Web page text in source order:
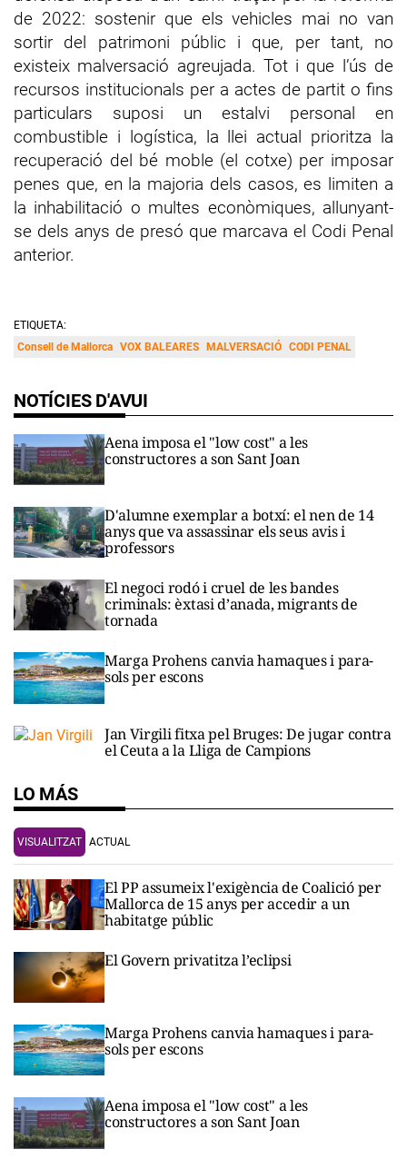
de 2022: sostenir que els vehicles mai no van
sortir del patrimoni públic i que, per tant, no
existeix malversació agreujada. Tot i que l’ús de
recursos institucionals per a actes de partit o fins
particulars suposi un estalvi personal en
combustible i logística, la llei actual prioritza la
recuperació del bé moble (el cotxe) per imposar
penes que, en la majoria dels casos, es limiten a
la inhabilitació o multes econòmiques, allunyant-
se dels anys de presó que marcava el Codi Penal
anterior.
ETIQUETA:
Consell de Mallorca VOX BALEARES MALVERSACIÓ CODI PENAL
NOTÍCIES D'AVUI
Aena imposa el "low cost" a les
constructores a son Sant Joan
D'alumne exemplar a botxí: el nen de 14
anys que va assassinar els seus avis i
professors
El negoci rodó i cruel de les bandes
criminals: èxtasi d’anada, migrants de
tornada
Marga Prohens canvia hamaques i para-
sols per escons
Jan Virgili fitxa pel Bruges: De jugar contra
el Ceuta a la Lliga de Campions
LO MÁS
VISUALITZAT ACTUAL
El PP assumeix l'exigència de Coalició per
Mallorca de 15 anys per accedir a un
habitatge públic
El Govern privatitza l’eclipsi
Marga Prohens canvia hamaques i para-
sols per escons
Aena imposa el "low cost" a les
constructores a son Sant Joan